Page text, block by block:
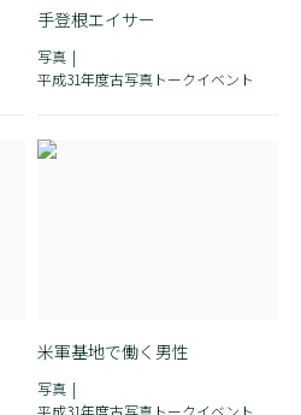
手登根エイサー
写真
平成31年度古写真トークイベント
米軍基地で働く男性
写真
平成31年度古写真トークイベント